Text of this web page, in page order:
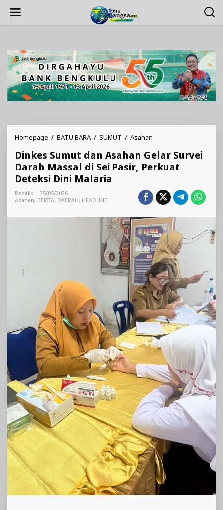
Homepage / BATU BARA / SUMUT / Asahan
dan
Asahan
Gelar
Darah
Massal
Sei
Pasir,
Perkuat
Deteksi
Dini
Malaria
Dinkes Sumut dan Asahan Gelar Survei
Darah Massal di Sei Pasir, Perkuat
Deteksi Dini Malaria
Redaksi
25/05/2026
Asahan, BERITA, DAERAH, HEADLINE